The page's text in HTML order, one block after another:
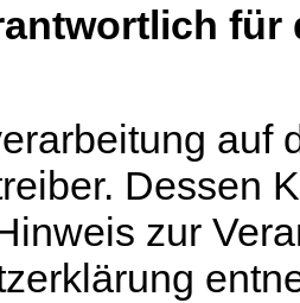
für
auf
Dessen
zur